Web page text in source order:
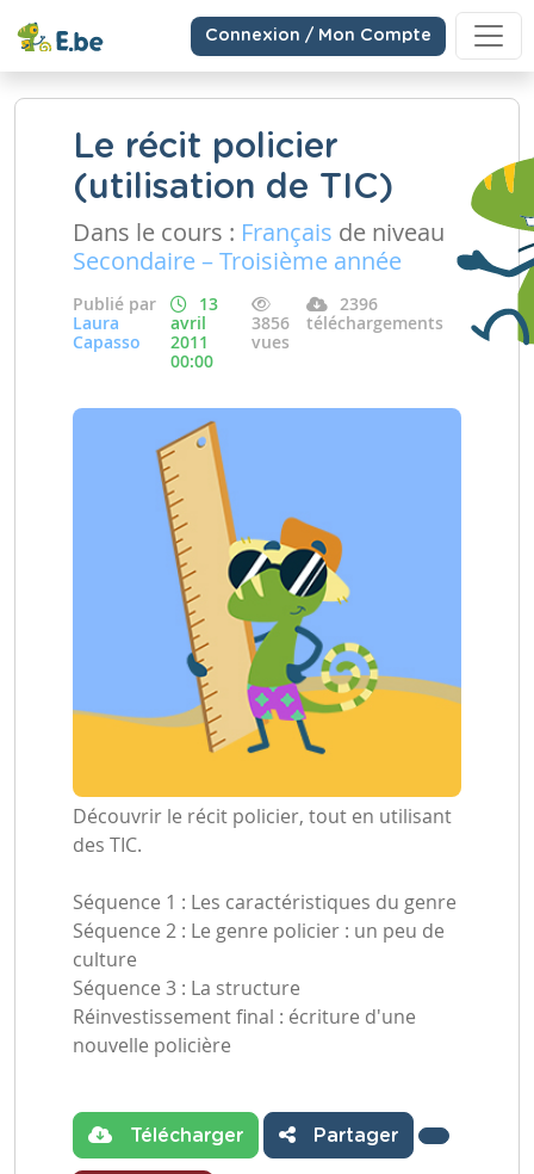
Connexion / Mon Compte
Le récit policier
(utilisation de TIC)
Dans le cours : Français de niveau
Secondaire – Troisième année
Publié par
Laura
Capasso
13
avril
2011
00:00
3856
vues
2396
téléchargements
Découvrir le récit policier, tout en utilisant
des TIC.
Séquence 1 : Les caractéristiques du genre
Séquence 2 : Le genre policier : un peu de
culture
Séquence 3 : La structure
Réinvestissement final : écriture d'une
nouvelle policière
Télécharger Partager